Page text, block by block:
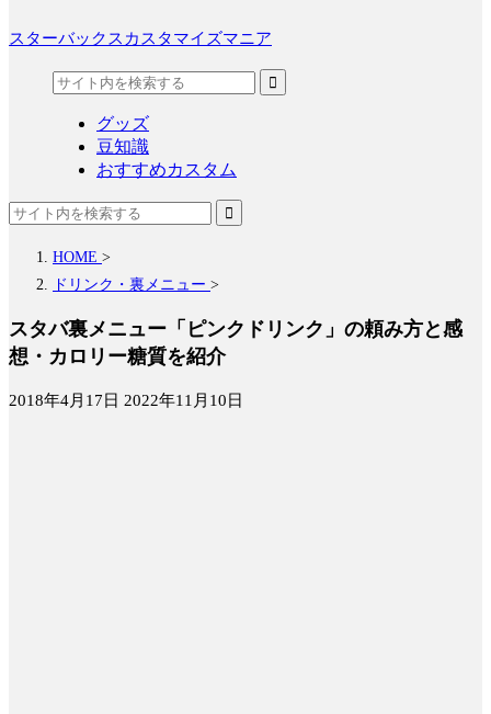
スターバックスカスタマイズマニア
グッズ
豆知識
おすすめカスタム
HOME >
ドリンク・裏メニュー >
スタバ裏メニュー「ピンクドリンク」の頼み方と感
想・カロリー糖質を紹介
2018年4月17日 2022年11月10日